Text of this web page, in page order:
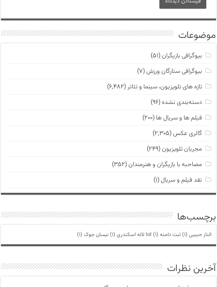
موضوعات
بیوگرافی بازیگران(۵۱)
بیوگرافی ستارگان ورزش(۷)
تازه های تلویزیون، سینما و تئاتر (۶,۴۸۲)
دسته‌بندی نشده(۹۶)
فیلم ها و سریال ها (۲۰۰)
گالری عکس(۲,۳۰۵)
مجریان تلویزیون(۲۴۹)
مصاحبه با بازیگران و هنرمندان(۳۵۲)
نقد فیلم و سریال(۱)
برچسب‌ها
الناز حبیبی (1) ثبت دامنه lol (1) لاله اسکندری (1) نیسان جوک (1)
آخرین نظرات